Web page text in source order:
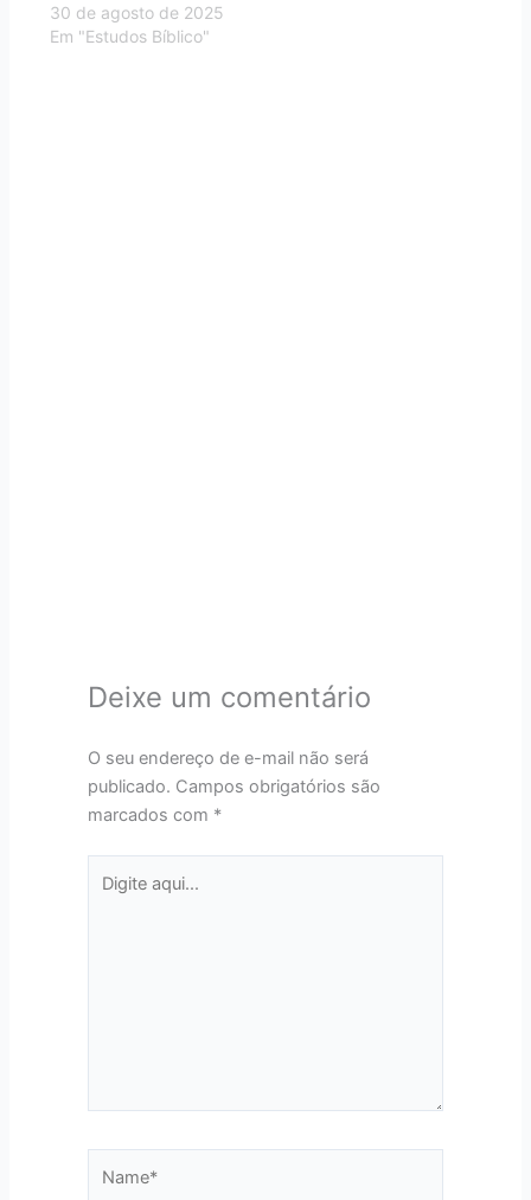
30 de agosto de 2025
Em "Estudos Bíblico"
Deixe um comentário
O seu endereço de e-mail não será
publicado. Campos obrigatórios são
marcados com *
aqui...